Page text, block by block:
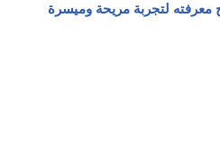
لتجربة مريحة وميسرة